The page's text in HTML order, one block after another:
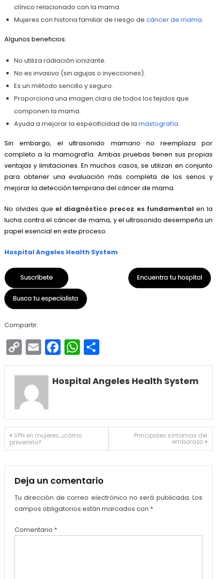
clínico relacionado con la mama.
Mujeres con historia familiar de riesgo de cáncer de mama.
Algunos beneficios:
No utiliza radiación ionizante.
No es invasivo (sin agujas o inyecciones).
Es un método sencillo y seguro.
Proporciona una imagen clara de todos los tejidos que
componen la mama.
Ayuda a mejorar la especificidad de la mastografía.
Sin embargo, el ultrasonido mamario no reemplaza por
completo a la mamografía. Ambas pruebas tienen sus propias
ventajas y limitaciones. En muchos casos, se utilizan en conjunto
para obtener una evaluación más completa de los senos y
mejorar la detección temprana del cáncer de mama.
No olvides que el diagnóstico precoz es fundamental en la
lucha contra el cáncer de mama, y el ultrasonido desempeña un
papel esencial en este proceso.
Hospital Angeles Health System
Compartir:
Copy
Link
EmailFacebook
WhatsApp
Compartir
Hospital Angeles Health System
Navegación
de
VPH en mujeres, ¿cómo
prevenirlo?
Principales síntomas del
embarazo
Deja un comentario
Tu dirección de correo electrónico no será publicada. Los
campos obligatorios están marcados con *
Comentario *